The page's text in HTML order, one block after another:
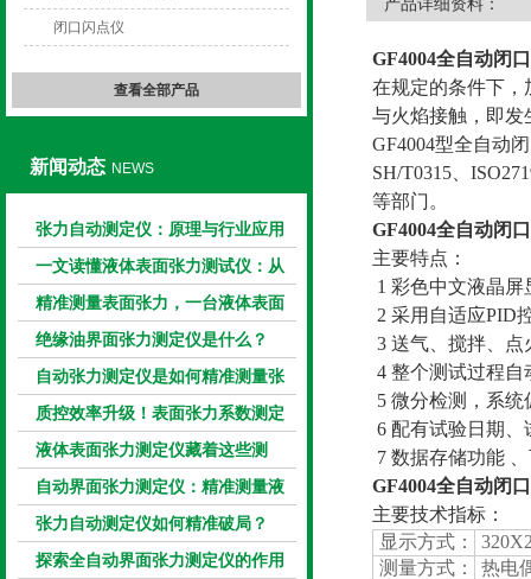
闭口闪点仪
查看全部产品
新闻动态 NEWS
张力自动测定仪：原理与行业应用
解析
一文读懂液体表面张力测试仪：从
原理到应用全掌握
精准测量表面张力，一台液体表面
张力系数测量仪就够了
绝缘油界面张力测定仪是什么？
自动张力测定仪是如何精准测量张
力的？
质控效率升级！表面张力系数测定
仪真香警告
液体表面张力测定仪藏着这些测
定“小窍门”
自动界面张力测定仪：精准测量液
体界面张力的关键设备
张力自动测定仪如何精准破局？
探索全自动界面张力测定仪的作用
GF4004全自动闭
在规定的条件下，
与火焰接触，即发
GF4004型全自动
SH/T0315、
等部门。
GF4004全自动闭
主要特点：
1 彩色中文液晶
2 采用自适应PID
3 送气、搅拌、
4 整个测试过程
5 微分检测，系
6 配有试验日期
7 数据存储功能
GF4004全自动闭
主要技术指标：
显示方式：
测量方式：
热电